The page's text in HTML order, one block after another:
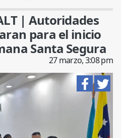
| Autoridades
para el inicio
Santa Segura
27 marzo, 3:08 pm